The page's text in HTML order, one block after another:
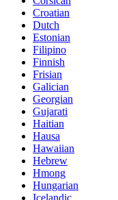
Croatian
Dutch
Estonian
Filipino
Finnish
Frisian
Galician
Georgian
Gujarati
Haitian
Hausa
Hawaiian
Hebrew
Hmong
Hungarian